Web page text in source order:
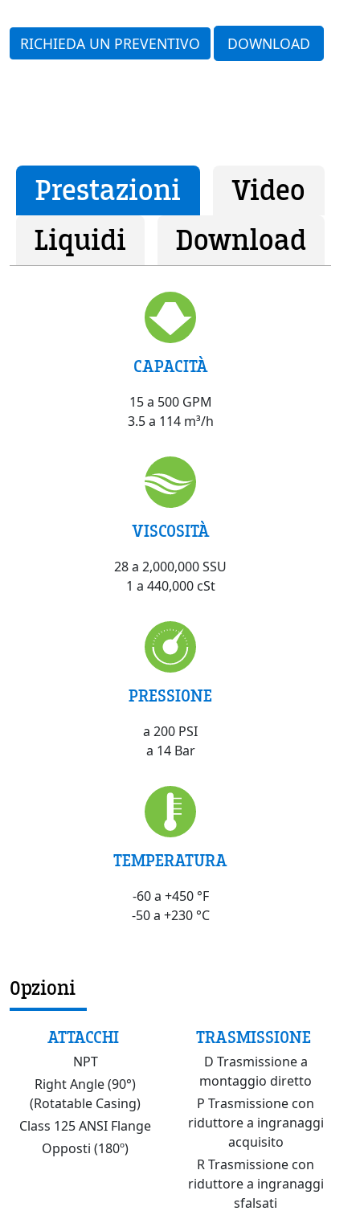
RICHIEDA UN PREVENTIVO DOWNLOAD
Prestazioni
Video
Liquidi
Download
CAPACITÀ
15 a 500 GPM
3.5 a 114 m³/h
VISCOSITÀ
28 a 2,000,000 SSU
1 a 440,000 cSt
PRESSIONE
a 200 PSI
a 14 Bar
TEMPERATURA
-60 a +450 °F
-50 a +230 °C
Opzioni
ATTACCHI
NPT
Right Angle (90°)
(Rotatable Casing)
Class 125 ANSI Flange
Opposti (180º)
TRASMISSIONE
D Trasmissione a
montaggio diretto
P Trasmissione con
riduttore a ingranaggi
acquisito
R Trasmissione con
riduttore a ingranaggi
sfalsati